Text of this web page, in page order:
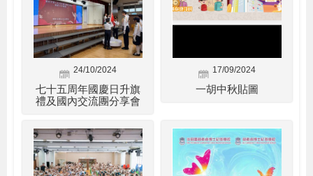
24/10/2024
七十五周年國慶日升旗
禮及國內交流團分享會
17/09/2024
一胡中秋貼圖